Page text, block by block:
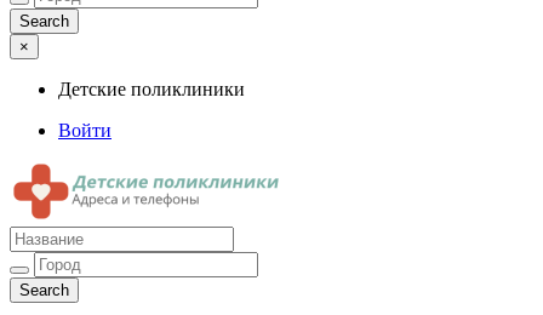
×
Детские поликлиники
Войти
Детские поликлиники
Адреса и телефоны поликлиник